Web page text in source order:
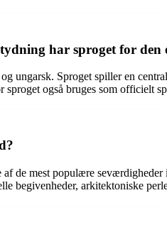
har sproget for den
ungarsk. Sproget spiller en
også bruges som officielt
de mest populære
begivenheder, arkitektoniske